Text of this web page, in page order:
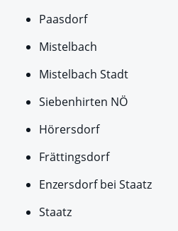
Paasdorf
Mistelbach
Mistelbach Stadt
Siebenhirten NÖ
Hörersdorf
Frättingsdorf
Enzersdorf bei Staatz
Staatz